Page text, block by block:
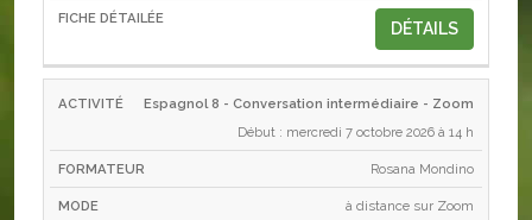
DÉTAILS
Espagnol 8 - Conversation intermédiaire - Zoom
Début : mercredi 7 octobre 2026 à 14 h
Rosana Mondino
à distance sur Zoom